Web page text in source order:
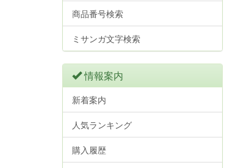
商品番号検索
ミサンガ文字検索
情報案内
新着案内
人気ランキング
購入履歴